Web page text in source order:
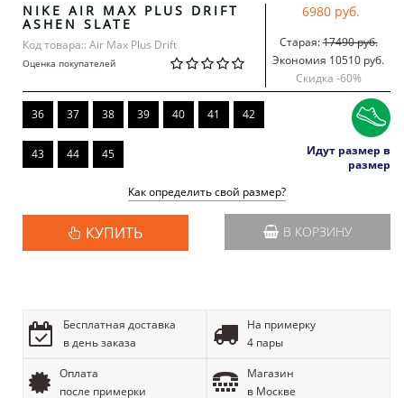
NIKE AIR MAX PLUS DRIFT
ASHEN SLATE
Код товара:: Air Max Plus Drift
Оценка покупателей
6980 руб.
Старая:17490 руб.
Экономия 10510 руб.
Скидка -60%
36 37 38 39 40 41 42
43 44 45
Идут размер в
размер
Как определить свой размер?
КУПИТЬ В КОРЗИНУ
Бесплатная доставка
в день заказа
На примерку
4 пары
Оплата
после примерки
Магазин
в Москве